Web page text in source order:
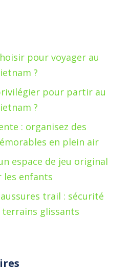
pour voyager au
?
pour partir au
?
: organisez des
en plein air
espace de jeu original
les enfants
trail : sécurité
terrains glissants